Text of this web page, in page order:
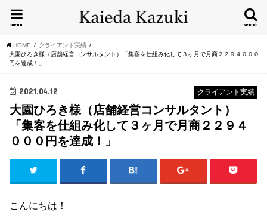
search
menu
HOME
クライアント実績
大園ひろき様（店舗経営コンサルタント）「集客を仕組み化して３ヶ月で月商２２９４０００
円を達成！」
クライアント実績
2021.04.12
大園ひろき様（店舗経営コンサルタント）
「集客を仕組み化して３ヶ月で月商２２９４
０００円を達成！」
こんにちは！